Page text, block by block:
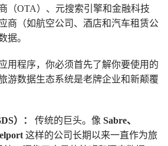
（OTA）、元搜索引擎和金融科技
商（如航空公司、酒店和汽车租赁公
据。
用程序，你必须首先了解你要使用的
游数据生态系统是老牌企业和新颠覆
）： 传统的巨头。像 Sabre、
这样的公司长期以来一直作为旅